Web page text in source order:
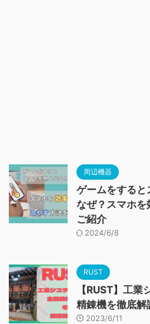
周辺機器
ゲームをすると
なぜ？スマホを
ご紹介
2024/6/8
RUST
【RUST】工
精錬機を徹底解
2023/6/11